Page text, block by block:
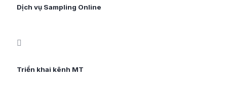
Dịch vụ Sampling Online
Triển khai kênh MT